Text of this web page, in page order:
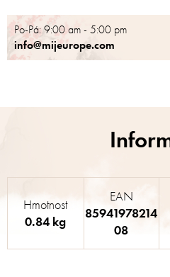
Po-Pá: 9:00 am - 5:00 pm
info@mijeurope.com
Hmotnost
0.84 kg
EAN
85941978214
08